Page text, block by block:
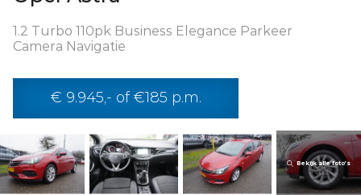
1.2 Turbo 110pk Business Elegance Parkeer
Camera Navigatie
€ 9.945,- of €185 p.m.
Bekijk alle foto’s